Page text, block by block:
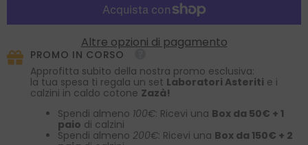
in
stampata
inglese
SEGUGIO
in
challis
stampata
inglese
Altre opzioni di pagamento
PROMO IN CORSO
Approfitta subito della nostra promo esclusiva:
la tua spesa ti regala un set Laboratori Asteriti e i
calzini in caldo cotone Zazà!
Spendi almeno 100€: Ricevi una Box da 50€ + 1
paio di calzini
Spendi almeno 200€: Ricevi una Box da 150€ + 2